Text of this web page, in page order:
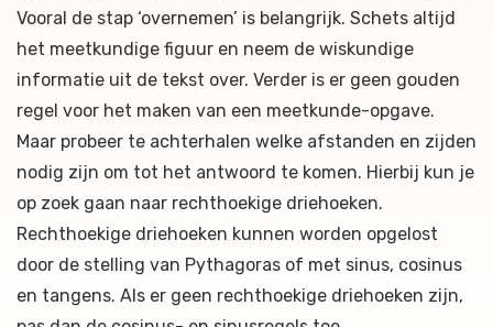
Vooral de stap ‘overnemen’ is belangrijk. Schets altijd
het meetkundige figuur en neem de wiskundige
informatie uit de tekst over. Verder is er geen gouden
regel voor het maken van een meetkunde-opgave.
Maar probeer te achterhalen welke afstanden en zijden
nodig zijn om tot het antwoord te komen. Hierbij kun je
op zoek gaan naar rechthoekige driehoeken.
Rechthoekige driehoeken kunnen worden opgelost
door de stelling van Pythagoras of met sinus, cosinus
en tangens. Als er geen rechthoekige driehoeken zijn,